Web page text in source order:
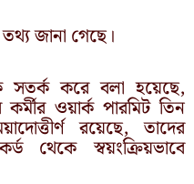
জানা গেছে।
সতর্ক করে বলা হয়েছে,
ওয়ার্ক পারমিট তিন
রয়েছে, তাদের
থেকে স্বয়ংক্রিয়ভাবে